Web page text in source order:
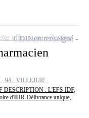
- 94 - VILLEJUIF
DESCRIPTION : L'EFS IDF,
d'IHR-Délivrance unique,
CDINon renseigné
offre à ma sélection